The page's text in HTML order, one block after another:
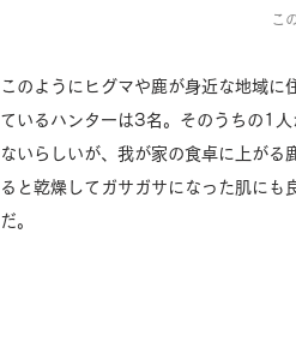
こ
このようにヒグマや鹿が身近な地域
ているハンターは3名。そのうちの1
ないらしいが、我が家の食卓に上がる
ると乾燥してガサガサになった肌にも
だ。